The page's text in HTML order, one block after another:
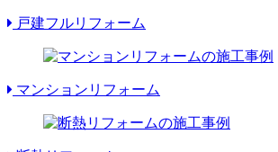
戸建フルリフォーム
マンションリフォーム